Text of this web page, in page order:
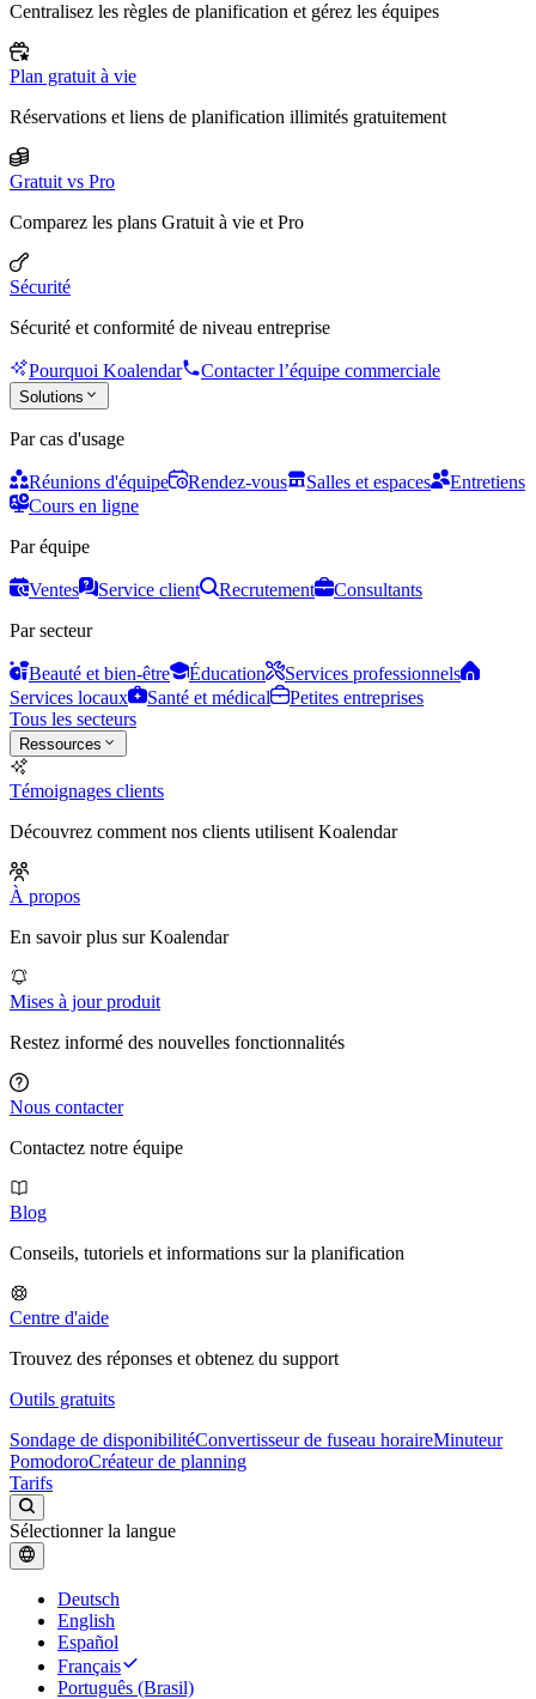
Centralisez les règles de planification et gérez les équipes
Plan gratuit à vie
Réservations et liens de planification illimités gratuitement
Gratuit vs Pro
Comparez les plans Gratuit à vie et Pro
Sécurité
Sécurité et conformité de niveau entreprise
Pourquoi Koalendar Contacter l’équipe commerciale
Solutions
Par cas d'usage
Réunions d'équipe Rendez-vous Salles et espaces
Entretiens
Cours en ligne
Par équipe
Ventes Service client Recrutement
Consultants
Par secteur
Beauté et bien-être Éducation
Services professionnels
Services locaux
Santé et médical
Petites entreprises
Tous les secteurs
Ressources
Témoignages clients
Découvrez comment nos clients utilisent Koalendar
À propos
En savoir plus sur Koalendar
Mises à jour produit
Restez informé des nouvelles fonctionnalités
Nous contacter
Contactez notre équipe
Blog
Conseils, tutoriels et informations sur la planification
Centre d'aide
Trouvez des réponses et obtenez du support
Outils gratuits
Sondage de disponibilitéConvertisseur de fuseau horaireMinuteur
PomodoroCréateur de planning
Tarifs
Sélectionner la langue
Deutsch
English
Español
Français
Português (Brasil)